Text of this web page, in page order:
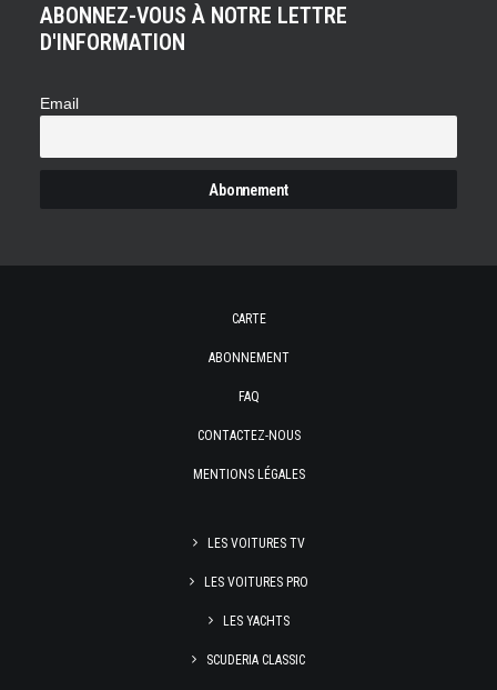
ABONNEZ-VOUS À NOTRE LETTRE
D'INFORMATION
Email
CARTE
ABONNEMENT
FAQ
CONTACTEZ-NOUS
MENTIONS LÉGALES
LES VOITURES TV
LES VOITURES PRO
LES YACHTS
SCUDERIA CLASSIC